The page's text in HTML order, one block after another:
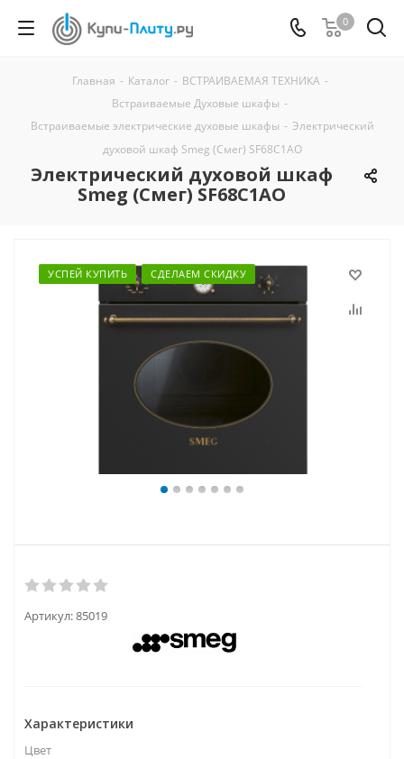
0
Главная - Каталог - ВСТРАИВАЕМАЯ ТЕХНИКА -
Встраиваемые Духовые шкафы -
Встраиваемые электрические духовые шкафы - Электрический
духовой шкаф Smeg (Смег) SF68C1AO
Электрический духовой шкаф
Smeg (Смег) SF68C1AO
УСПЕЙ КУПИТЬ СДЕЛАЕМ СКИДКУ
Артикул:85019
Характеристики
Цвет